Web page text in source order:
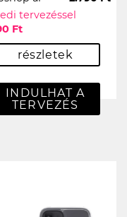
tervezéssel
Ft
részletek
INDULHAT A
TERVEZÉS